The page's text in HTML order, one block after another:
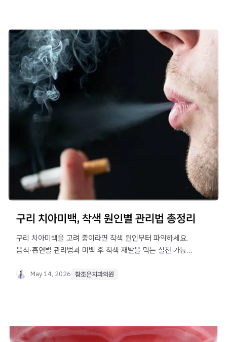
구리 치아미백, 착색 원인별 관리법 총정리
구리 치아미백을 고려 중이라면 착색 원인부터 파악하세요.
음식·흡연별 관리법과 미백 후 착색 재발을 막는 실천 가능한
May 14, 2026 참조은치과의원